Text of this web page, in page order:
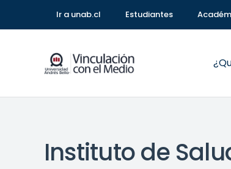
Ir a unab.cl Estudiantes
Instituto de